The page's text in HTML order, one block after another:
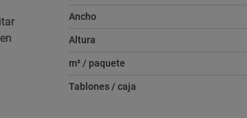
Ancho
Altura
m² / paquete
Tablones / caja